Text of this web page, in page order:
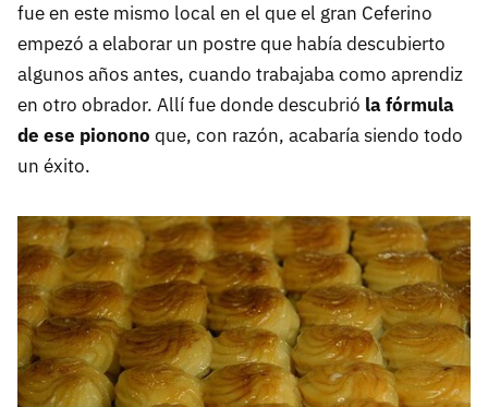
fue en este mismo local en el que el gran Ceferino
empezó a elaborar un postre que había descubierto
algunos años antes, cuando trabajaba como aprendiz
en otro obrador. Allí fue donde descubrió la fórmula
de ese pionono que, con razón, acabaría siendo todo
un éxito.